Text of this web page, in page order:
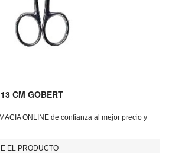
CM GOBERT
ONLINE de confianza al mejor precio y
EL PRODUCTO